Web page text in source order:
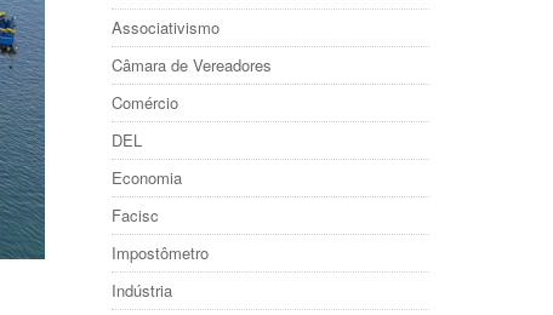
Associativismo
Câmara de Vereadores
Comércio
DEL
Economia
Facisc
Impostômetro
Indústria